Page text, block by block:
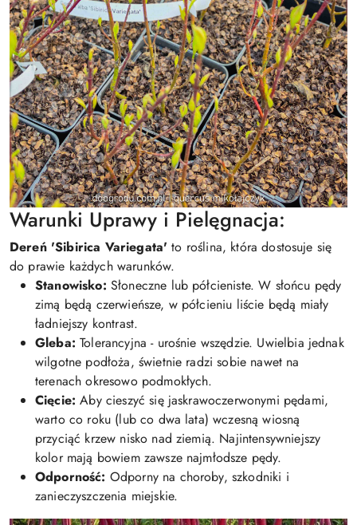
Warunki Uprawy i Pielęgnacja:
Dereń 'Sibirica Variegata' to roślina, która dostosuje się
do prawie każdych warunków.
Stanowisko: Słoneczne lub półcieniste. W słońcu pędy
zimą będą czerwieńsze, w półcieniu liście będą miały
ładniejszy kontrast.
Gleba: Tolerancyjna - urośnie wszędzie. Uwielbia jednak
wilgotne podłoża, świetnie radzi sobie nawet na
terenach okresowo podmokłych.
Cięcie: Aby cieszyć się jaskrawoczerwonymi pędami,
warto co roku (lub co dwa lata) wczesną wiosną
przyciąć krzew nisko nad ziemią. Najintensywniejszy
kolor mają bowiem zawsze najmłodsze pędy.
Odporność: Odporny na choroby, szkodniki i
zanieczyszczenia miejskie.